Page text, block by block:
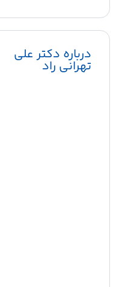
درباره دکتر علی
تهرانی راد